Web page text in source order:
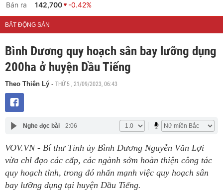
Bán ra
142,700 -0.42%
BẤT ĐỘNG SẢN
Bình Dương quy hoạch sân bay lưỡng dụng
200ha ở huyện Dầu Tiếng
Theo Thiên Lý - THỨ 5 , 21/09/2023, 06:43
Nghe đọc bài 2:06
VOV.VN - Bí thư Tỉnh ủy Bình Dương Nguyễn Văn Lợi
vừa chỉ đạo các cấp, các ngành sớm hoàn thiện công tác
quy hoạch tỉnh, trong đó nhấn mạnh việc quy hoạch sân
bay lưỡng dụng tại huyện Dầu Tiếng.